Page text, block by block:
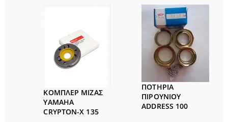
ΚΟΜΠΛΕΡ ΜΙΖΑΣ
YAMAHA
CRYPTON-X 135
ΠΟΤΗΡΙΑ
ΠΙΡΟΥΝΙΟΥ
ADDRESS 100